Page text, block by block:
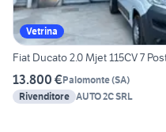
Vetrina
Fiat Ducato 2.0 Mjet 115CV 7
13.800 €Palomonte(SA)
Rivenditore AUTO 2C SRL